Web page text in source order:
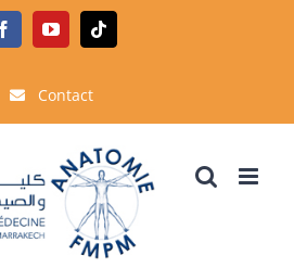
FacebookYouTubeTiktok
Contact